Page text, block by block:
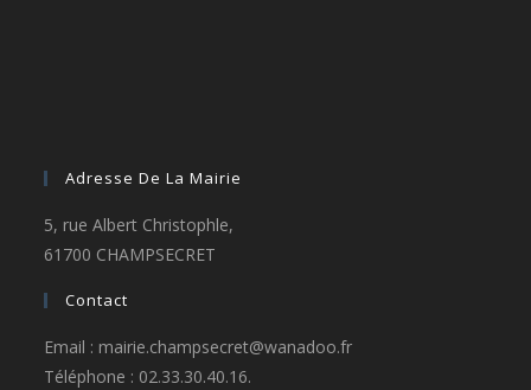
Adresse De La Mairie
5, rue Albert Christophle,
61700 CHAMPSECRET
Contact
Email : mairie.champsecret@wanadoo.fr
Téléphone : 02.33.30.40.16.